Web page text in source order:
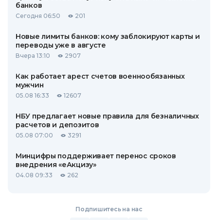
банков
Сегодня 06:50 201
Новые лимиты банков: кому заблокируют карты и
переводы уже в августе
Вчера 13:10 2907
Как работает арест счетов военнообязанных
мужчин
05.08 16:33 12607
НБУ предлагает новые правила для безналичных
расчетов и депозитов
05.08 07:00 3291
Минцифры поддерживает перенос сроков
внедрения «еАкцизу»
04.08 09:33 262
Подпишитесь на нас